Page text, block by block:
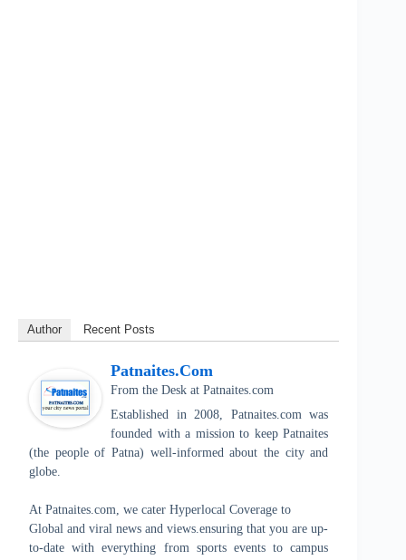
Author Recent Posts
Patnaites.com
From the Desk at Patnaites.com
Established in 2008, Patnaites.com was
founded with a mission to keep Patnaites
(the people of Patna) well-informed about the city and
globe.
At Patnaites.com, we cater Hyperlocal Coverage to
Global and viral news and views.ensuring that you are up-
to-date with everything from sports events to campus